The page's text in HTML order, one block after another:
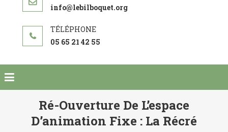
info@lebilboquet.org
05 65 21 42 55
Ré-Ouverture De L’espace
D’animation Fixe : La Récré